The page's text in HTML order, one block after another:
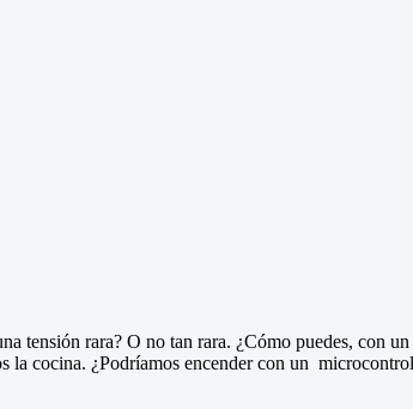
tensión rara? O no tan rara. ¿Cómo puedes, con
la cocina. ¿Podríamos encender con un